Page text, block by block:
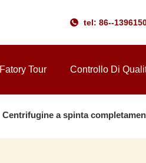
tel: 86--
Fatory Tour Controllo Di
Centrifugine a spinta